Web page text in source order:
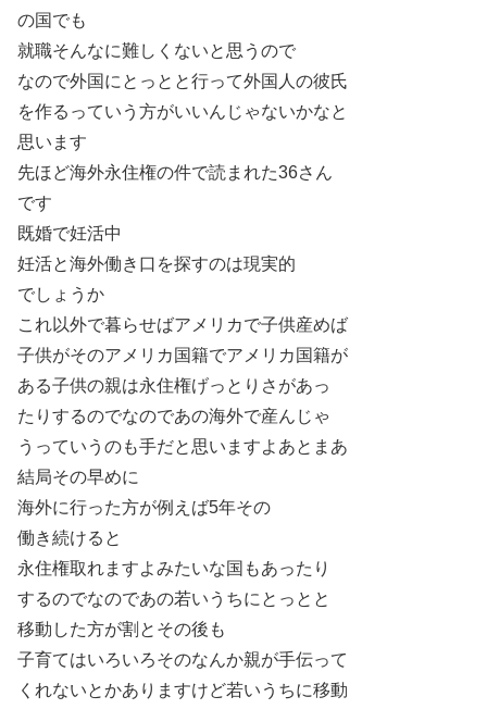
の国でも
就職そんなに難しくないと思うので
なので外国にとっとと行って外国人の彼氏
を作るっていう方がいいんじゃないかなと
思います
先ほど海外永住権の件で読まれた36さん
です
既婚で妊活中
妊活と海外働き口を探すのは現実的
でしょうか
これ以外で暮らせばアメリカで子供産めば
子供がそのアメリカ国籍でアメリカ国籍が
ある子供の親は永住権げっとりさがあっ
たりするのでなのであの海外で産んじゃ
うっていうのも手だと思いますよあとまあ
結局その早めに
海外に行った方が例えば5年その
働き続けると
永住権取れますよみたいな国もあったり
するのでなのであの若いうちにとっとと
移動した方が割とその後も
子育てはいろいろそのなんか親が手伝って
くれないとかありますけど若いうちに移動